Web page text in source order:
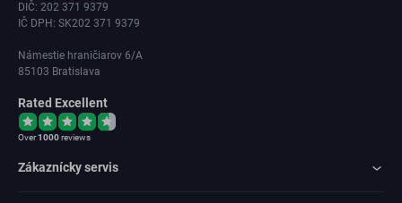
DIČ: 202 371 9379
IČ DPH: SK202 371 9379
Námestie hraničiarov 6/A
85103 Bratislava
Rated Excellent
Over1000reviews
Zákaznícky servis